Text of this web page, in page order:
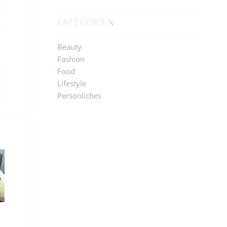
KATEGORIEN
Beauty
Fashion
Food
Lifestyle
Persönliches